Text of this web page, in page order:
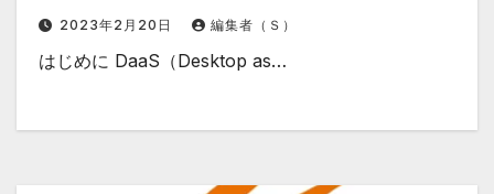
2023年2月20日 編集者（Ｓ）
はじめに DaaS（Desktop as…